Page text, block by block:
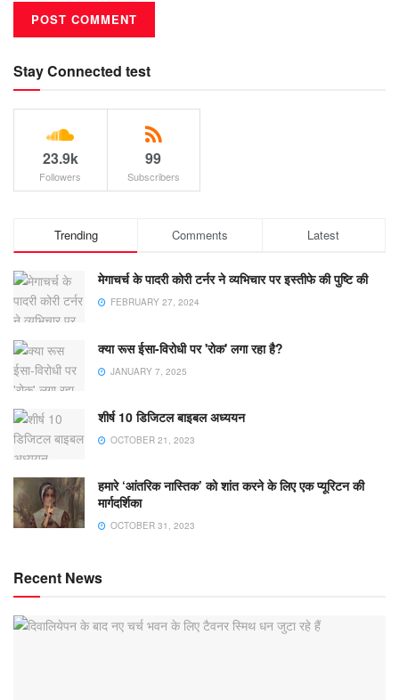
Stay Connected test
23.9k
Followers
99
Subscribers
Trending Comments Latest
मेगाचर्च के पादरी कोरी टर्नर ने व्यभिचार पर इस्तीफे की पुष्टि की
FEBRUARY 27, 2024
क्या रूस ईसा-विरोधी पर 'रोक' लगा रहा है?
JANUARY 7, 2025
शीर्ष 10 डिजिटल बाइबल अध्ययन
OCTOBER 21, 2023
हमारे ‘आंतरिक नास्तिक’ को शांत करने के लिए एक प्यूरिटन की
मार्गदर्शिका
OCTOBER 31, 2023
Recent News